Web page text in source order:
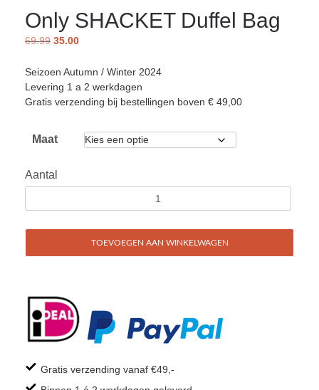
Only SHACKET Duffel Bag
69.99 35.00
Seizoen Autumn / Winter 2024
Levering 1 a 2 werkdagen
Gratis verzending bij bestellingen boven € 49,00
Maat
Aantal
TOEVOEGEN AAN WINKELWAGEN
Gratis verzending vanaf €49,-